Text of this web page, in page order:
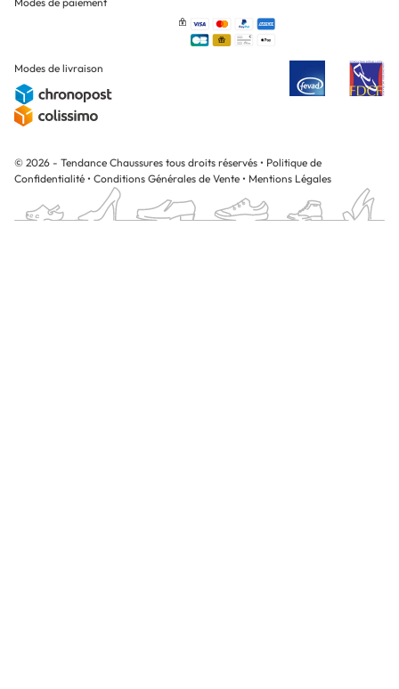
Modes de livraison
© 2026 - Tendance Chaussures tous droits réservés • Politique de
Confidentialité • Conditions Générales de Vente • Mentions Légales